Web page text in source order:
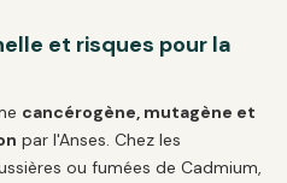
et risques pour la
cancérogène, mutagène et
par l'Anses. Chez les
ou fumées de Cadmium,